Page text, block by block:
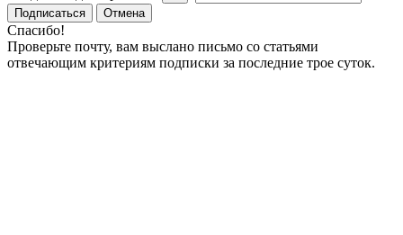
Подписаться
Отмена
Спасибо!
Проверьте почту, вам выслано письмо со статьями
отвечающим критериям подписки за последние трое суток.